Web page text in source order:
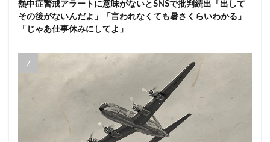
熱中症警戒アラートに意味がないとSNSで批判続出「出して
その後がないんだよ」「言われなくても暑さくらいわかる」
「じゃあ仕事休みにしてよ」